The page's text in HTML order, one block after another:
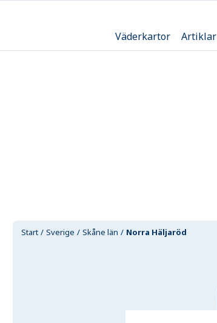
Väderkartor Artiklar
Start Sverige Skåne län Norra Häljaröd